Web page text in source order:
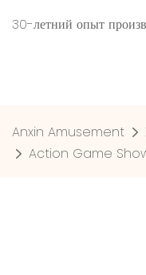
30-летний опыт
Anxin Amusement
Action Game Show